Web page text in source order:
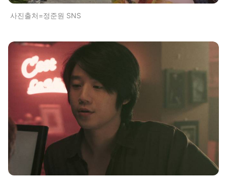
사진출처=정준원 SNS